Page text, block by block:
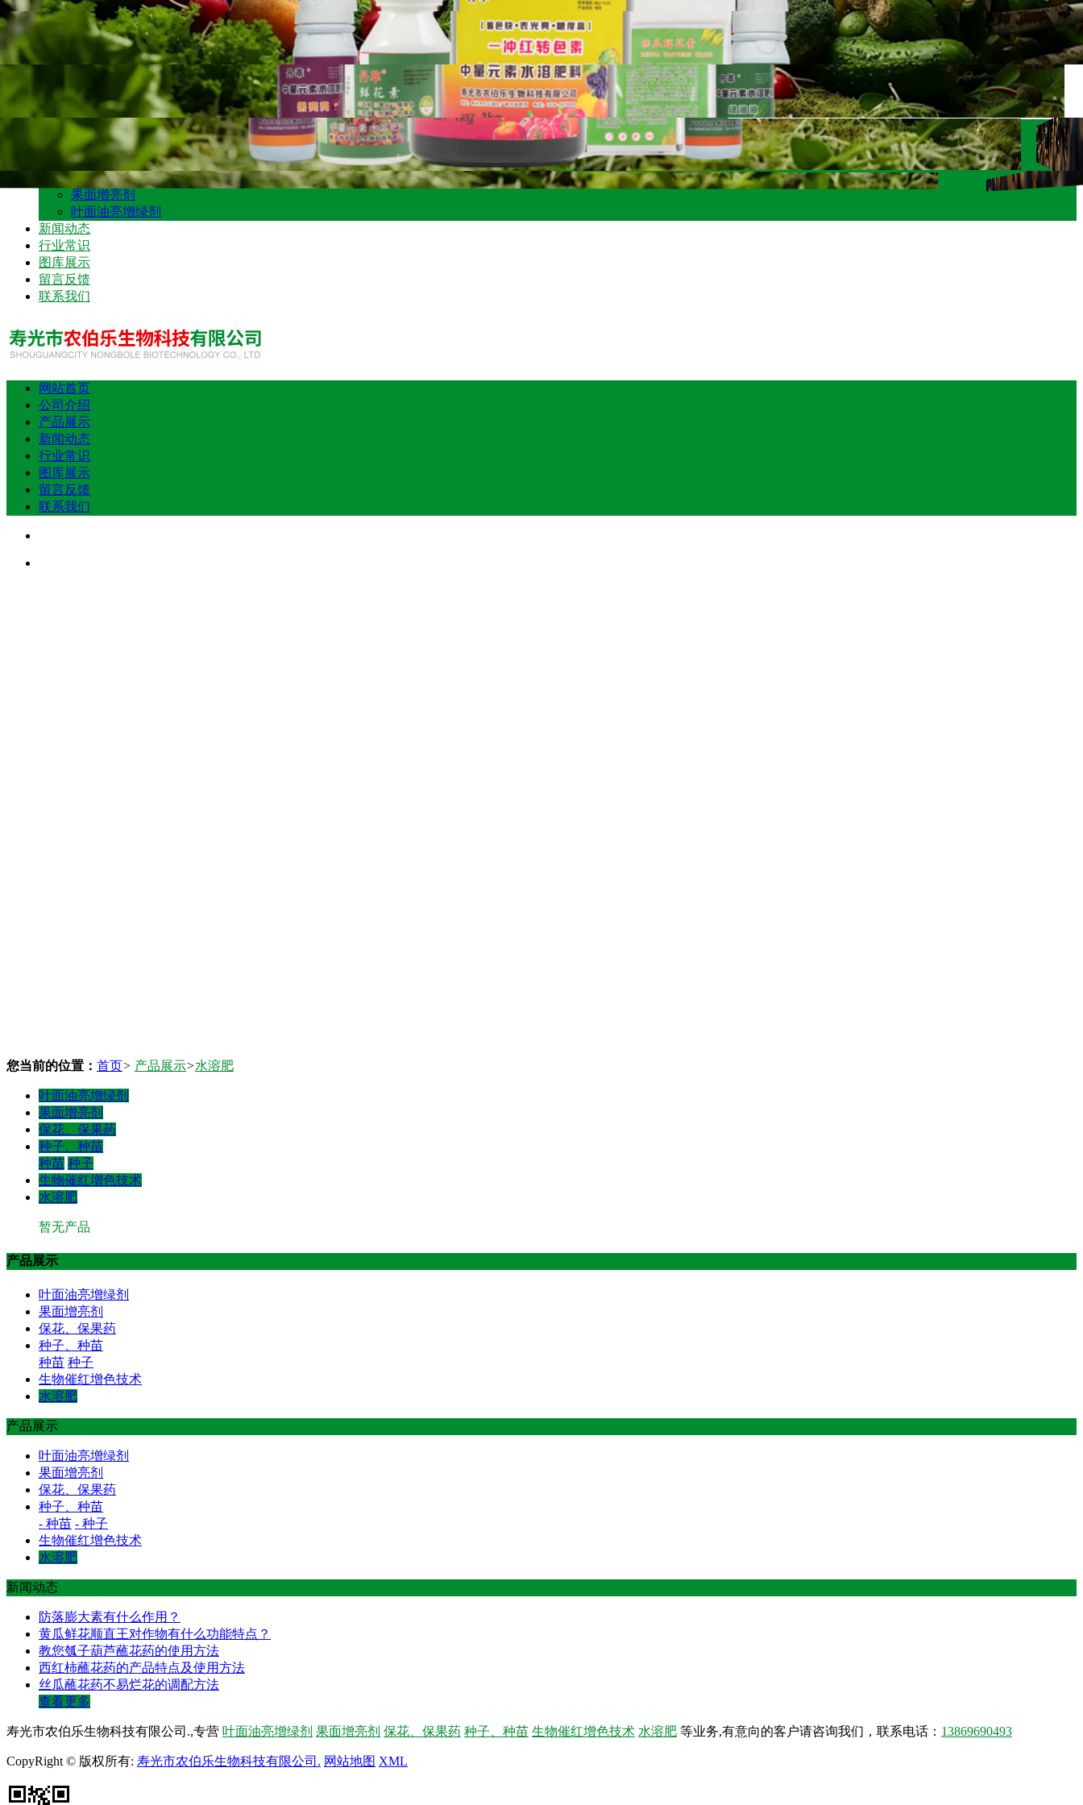
图库展示
留言反馈
公司介绍
产品展示
保花、保果药
种子、种苗
生物催红增色技术
水溶肥
果面增亮剂
叶面油亮增绿剂
新闻动态
行业常识
图库展示
留言反馈
联系我们
网站首页
公司介绍
产品展示
新闻动态
行业常识
图库展示
留言反馈
联系我们
您当前的位置： 首页> 产品展示>水溶肥
叶面油亮增绿剂
果面增亮剂
保花、保果药
种子、种苗
种苗 种子
生物催红增色技术
水溶肥
暂无产品
产品展示
叶面油亮增绿剂
果面增亮剂
保花、保果药
种子、种苗
种苗 种子
生物催红增色技术
水溶肥
产品展示
叶面油亮增绿剂
果面增亮剂
保花、保果药
种子、种苗
- 种苗 - 种子
生物催红增色技术
水溶肥
新闻动态
防落膨大素有什么作用？
黄瓜鲜花顺直王对作物有什么功能特点？
教您瓠子葫芦蘸花药的使用方法
西红柿蘸花药的产品特点及使用方法
丝瓜蘸花药不易烂花的调配方法
查看更多
寿光市农伯乐生物科技有限公司.,专营 叶面油亮增绿剂 果面增亮剂 保花、保果药 种子、种苗 生物催红增色技术 水溶肥 等业务,有意向的客户请咨询我们，联系电话： 13869690493
CopyRight © 版权所有: 寿光市农伯乐生物科技有限公司. 网站地图 XML